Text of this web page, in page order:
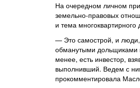
На очередном личном
земельно-правовых
и тема
— Это самострой, и люди,
обманутыми дольщиками
менее, есть инвестор,
выполнивший. Ведем с
прокомментировала